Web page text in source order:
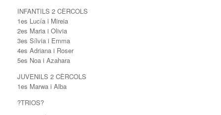
INFANTILS 2 CÈRCOLS
1es Lucía i Mireia
2es Maria i Olivia
3es Sílvia i Emma
4es Adriana i Roser
5es Noa i Azahara
JUVENILS 2 CÈRCOLS
1es Marwa i Alba
?TRIOS?